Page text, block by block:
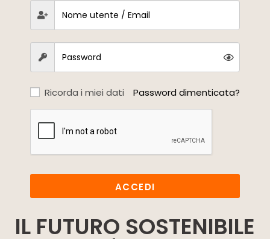
Ricorda i miei dati Password dimenticata?
ACCEDI
IL FUTURO SOSTENIBILE